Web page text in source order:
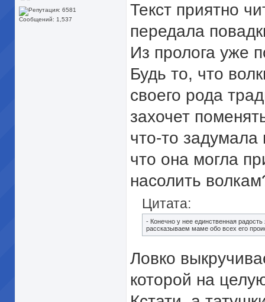
Сообщений: 1,537
Текст приятно
передала
Из пролога уже
Будь то, что
своего рода
захочет
что-то задумала
что она могла
насолить
Цитата:
- Конечно у нее единственная
рассказываем маме обо всех его
Ловко
которой на